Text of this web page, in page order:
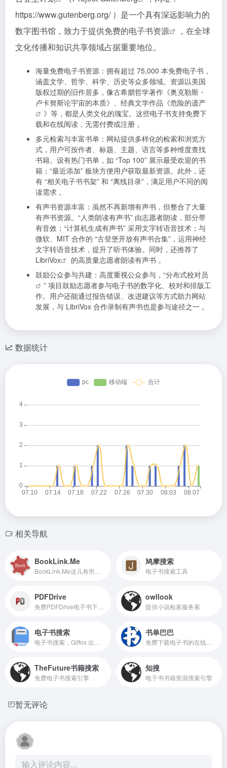
https://www.gutenberg.org/ ）是一个具有深远影响力的
数字图书馆，致力于提供免费的电子书资源
，在全球
文化传播和知识共享领域占据重要地位。
海量免费电子书资源：拥有超过 75,000 本免费电子书，
涵盖文学、哲学、科学、历史等众多领域。资源以美国
版权过期的旧作居多，像古希腊哲学著作《奥克勒斯・
卢卡努斯论宇宙的本质》、经典文学作品《危险的遗产
》等，都是人类文化的瑰宝。这些电子书支持免费下
载和在线阅读，无需付费或注册 。
多元检索与丰富书单：网站提供多样化的检索和浏览方
式，用户可按作者、标题、主题、语言等多种维度查找
书籍。设有热门书单，如 “Top 100” 展示最受欢迎的书
籍；“最近添加” 板块方便用户获取最新资源。此外，还
有 “相关电子书书架” 和 “离线目录”，满足用户不同的阅
读需求 。
有声书资源丰富：虽然不再新增有声书，但整合了大量
有声书资源。“人类朗读有声书” 由志愿者朗读，部分带
有音效；“计算机生成有声书” 采用文字转语音技术；与
微软、MIT 合作的 “古登堡开放有声书合集”，运用神经
文字转语音技术，提升了听书体验。同时，还推荐了
LibriVox
的高质量志愿者朗读有声书 。
鼓励公众参与共建：高度重视公众参与，“分布式校对员
” 项目鼓励志愿者参与电子书的数字化、校对和排版工
作。用户还能通过报告错误、改进建议等方式助力网站
发展，与 LibriVox 合作录制有声书也是参与途径之一 。
数据统计
相关导航
BookLink.Me 鸠摩搜索
电子书搜索工具
PDFDrive owllook
提供小说检索服务索
电子书搜索 书单巴巴
TheFuture书籍搜索
免费电子书搜索引擎
知搜
电子书书籍资源搜索引擎
暂无评论